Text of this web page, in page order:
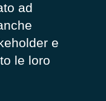
ad
e
le loro